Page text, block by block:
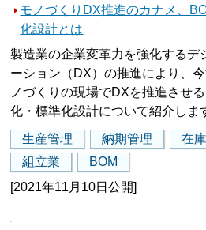
モノづくりDX推進のカナメ、
化設計とは
製造業の企業変革力を強化するデ
ーション（DX）の推進により、
ノづくりの現場でDXを推進させ
化・標準化設計について紹介しま
生産管理 納期管理 在
組立業
BOM
[2021年11月10日公開]